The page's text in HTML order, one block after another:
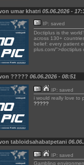
umar khatri 05.06.2026 -
IP: saved
Doctiplus is the
across 130+
belief: every patient
plus.com/">doctiplus
????? 06.06.2026 - 08:51
IP: saved
i would really love to
?????
tabloidsahabatpetani
IP: saved
Gambling